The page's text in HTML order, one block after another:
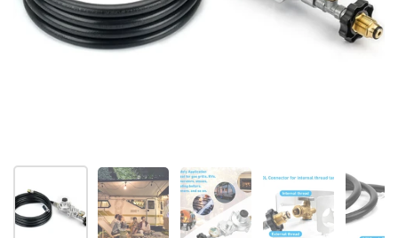
Mostra diapositiva 1Mostra diapositiva 2Mostra diapositiva 3
Mostra